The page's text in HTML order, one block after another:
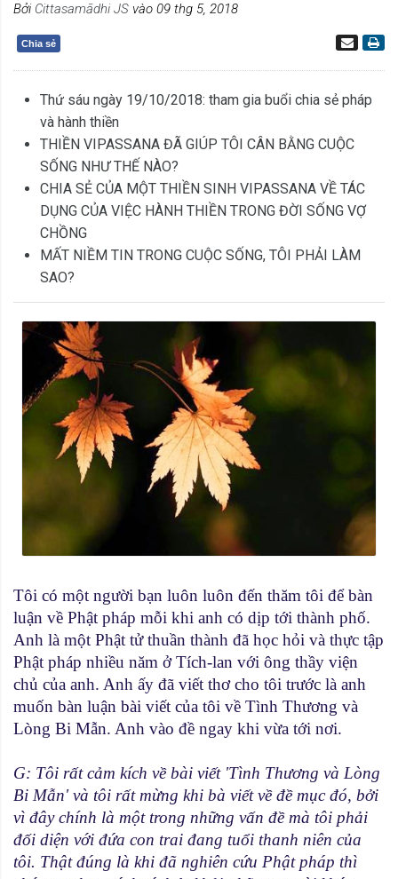
Bởi Cittasamādhi JS vào 09 thg 5, 2018
Chia sẻ
Thứ sáu ngày 19/10/2018: tham gia buổi chia sẻ pháp
và hành thiền
THIỀN VIPASSANA ĐÃ GIÚP TÔI CÂN BẰNG CUỘC
SỐNG NHƯ THẾ NÀO?
CHIA SẺ CỦA MỘT THIỀN SINH VIPASSANA VỀ TÁC
DỤNG CỦA VIỆC HÀNH THIỀN TRONG ĐỜI SỐNG VỢ
CHỒNG
MẤT NIỀM TIN TRONG CUỘC SỐNG, TÔI PHẢI LÀM
SAO?
Tôi có một người bạn luôn luôn đến thăm tôi để bàn
luận về Phật pháp mỗi khi anh có dịp tới thành phố.
Anh là một Phật tử thuần thành đã học hỏi và thực tập
Phật pháp nhiều năm ở Tích-lan với ông thầy viện
chủ của anh. Anh ấy đã viết thơ cho tôi trước là anh
muốn bàn luận bài viết của tôi về Tình Thương và
Lòng Bi Mẫn. Anh vào đề ngay khi vừa tới nơi.
G: Tôi rất cảm kích về bài viết 'Tình Thương và Lòng
Bi Mẫn' và tôi rất mừng khi bà viết về đề mục đó, bởi
vì đây chính là một trong những vấn đề mà tôi phải
đối diện với đứa con trai đang tuổi thanh niên của
tôi. Thật đúng là khi đã nghiên cứu Phật pháp thì